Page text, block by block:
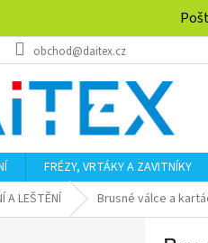
obchod@daitex.cz
FRÉZY, VRTÁKY A ZAVITNÍKY
A LEŠTĚNÍ Brusné válce a